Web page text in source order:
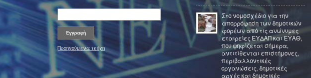
Προηγούμενα τεύχη
Στο νομοσχέδιο για την
απορρόφηση των δημοτικών
φορέων από τις ανώνυμες
εταιρείες ΕΥΔΑΠ και ΕΥΑΘ,
που ψηφίζεται σήμερα,
αντιτίθενται επιστήμονες,
περιβαλλοντικές
οργανώσεις, δημοτικές
αρχές και δημοτικές